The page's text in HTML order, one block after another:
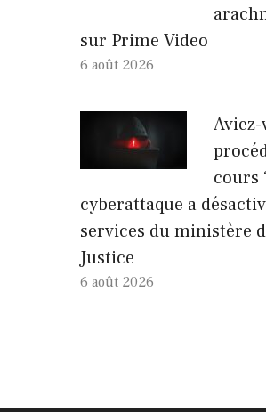
sur Prime Video
6 août 2026
Aviez-
cours
cyberattaque a
services du ministère
Justice
6 août 2026